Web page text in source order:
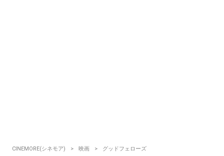
CINEMORE(シネモア) 映画
グッドフェローズ